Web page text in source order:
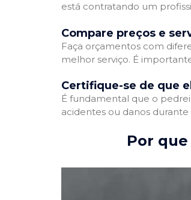
está contratando um
Compare preços e
Faça orçamentos com
melhor serviço. É
Certifique-se de que
É fundamental que o
acidentes ou danos
Por